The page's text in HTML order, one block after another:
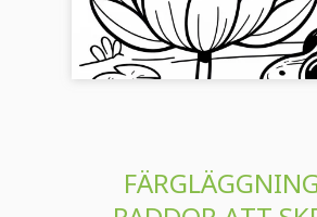
Hitta nöje och avkoppling med
Ladda ner och färglägg gratis nu!...